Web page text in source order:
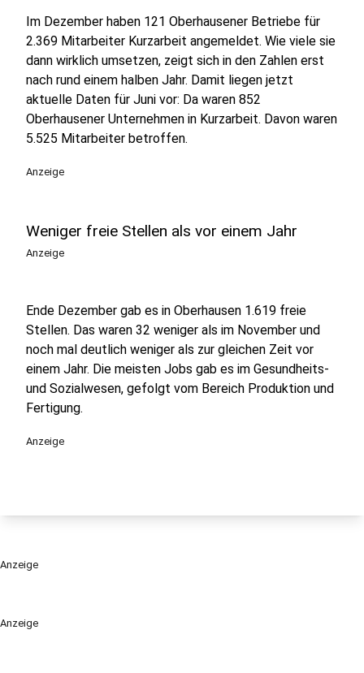
Anzeige
Im Dezember haben 121 Oberhausener Betriebe für
2.369 Mitarbeiter Kurzarbeit angemeldet. Wie viele sie
dann wirklich umsetzen, zeigt sich in den Zahlen erst
nach rund einem halben Jahr. Damit liegen jetzt
aktuelle Daten für Juni vor: Da waren 852
Oberhausener Unternehmen in Kurzarbeit. Davon waren
5.525 Mitarbeiter betroffen.
Anzeige
Weniger freie Stellen als vor einem Jahr
Anzeige
Ende Dezember gab es in Oberhausen 1.619 freie
Stellen. Das waren 32 weniger als im November und
noch mal deutlich weniger als zur gleichen Zeit vor
einem Jahr. Die meisten Jobs gab es im Gesundheits-
und Sozialwesen, gefolgt vom Bereich Produktion und
Fertigung.
Anzeige
Anzeige